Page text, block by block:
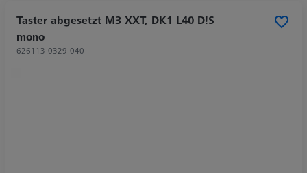
Taster abgesetzt M3 XXT, DK1 L40 D!S
mono
626113-0329-040